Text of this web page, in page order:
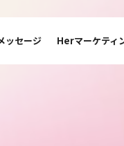
ッセージ Herマーケティ